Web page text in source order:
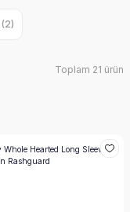
(2)
Toplam 21 ürün